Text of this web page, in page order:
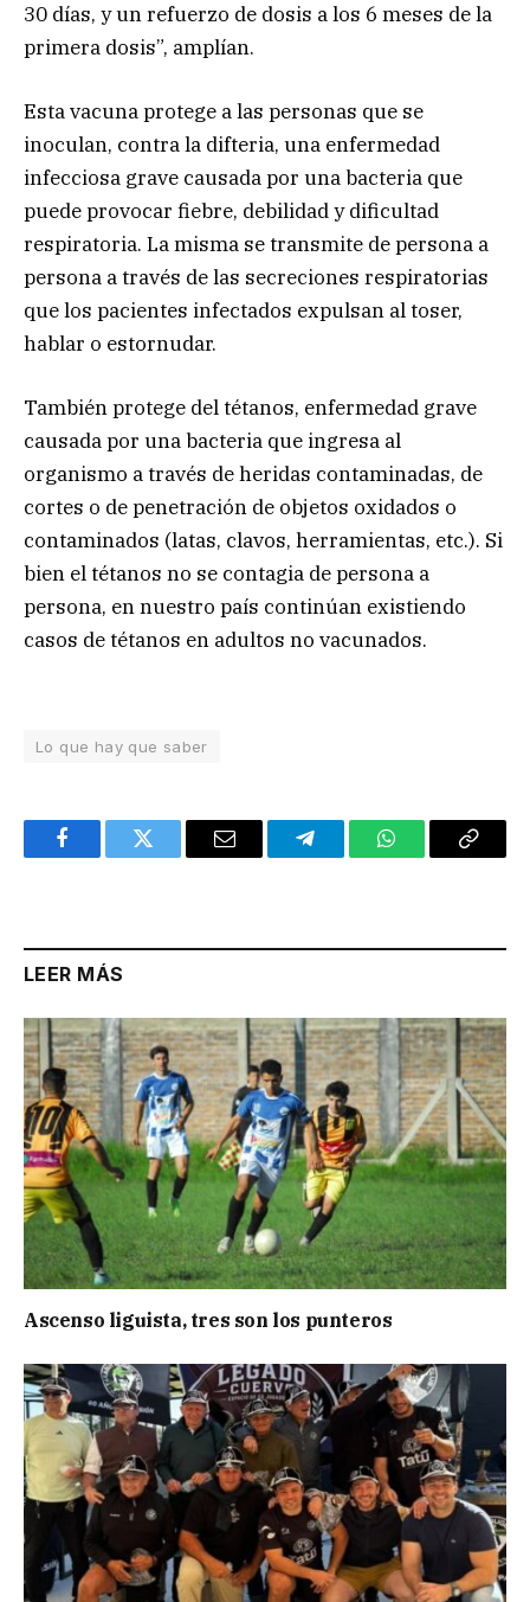
30 días, y un refuerzo de dosis a los 6 meses de la
primera dosis”, amplían.
Esta vacuna protege a las personas que se
inoculan, contra la difteria, una enfermedad
infecciosa grave causada por una bacteria que
puede provocar fiebre, debilidad y dificultad
respiratoria. La misma se transmite de persona a
persona a través de las secreciones respiratorias
que los pacientes infectados expulsan al toser,
hablar o estornudar.
También protege del tétanos, enfermedad grave
causada por una bacteria que ingresa al
organismo a través de heridas contaminadas, de
cortes o de penetración de objetos oxidados o
contaminados (latas, clavos, herramientas, etc.). Si
bien el tétanos no se contagia de persona a
persona, en nuestro país continúan existiendo
casos de tétanos en adultos no vacunados.
Lo que hay que saber
FacebookTwitter Email TelegramWhatsAppCopy
LEER MÁS
Ascenso liguista, tres son los punteros